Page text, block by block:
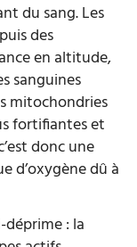
du sang. Les
des
en altitude,
sanguines
mitochondries
fortifiantes et
donc une
d’oxygène dû à
: la